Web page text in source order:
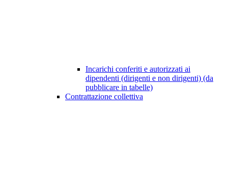
Incarichi conferiti e autorizzati ai
dipendenti (dirigenti e non dirigenti) (da
pubblicare in tabelle)
Contrattazione collettiva